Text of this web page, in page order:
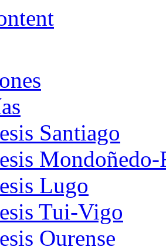
Santiago
Lugo
Tui-Vigo
Ourense